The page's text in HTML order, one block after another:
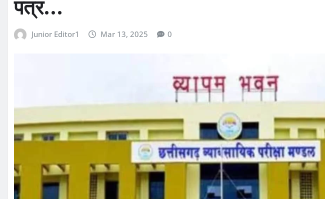
पत्र…
Junior Editor1 Mar 13, 2025 0